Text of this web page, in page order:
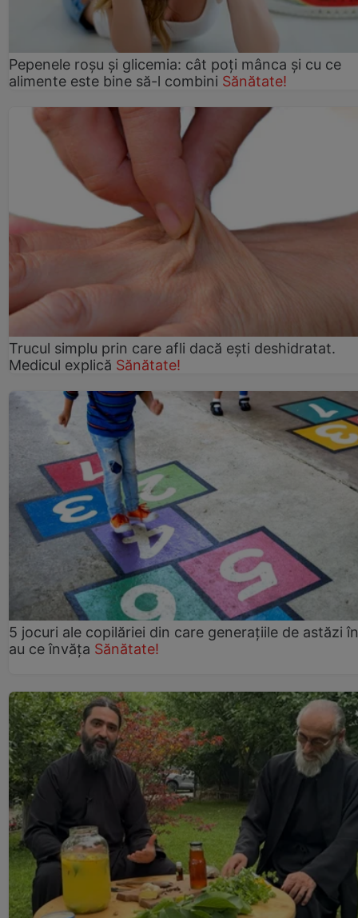
Pepenele roșu și glicemia: cât poți mânca și cu ce
alimente este bine să-l combini Sănătate!
Trucul simplu prin care afli dacă eşti deshidratat.
Medicul explică Sănătate!
5 jocuri ale copilăriei din care generațiile de astăzi
au ce învăța Sănătate!